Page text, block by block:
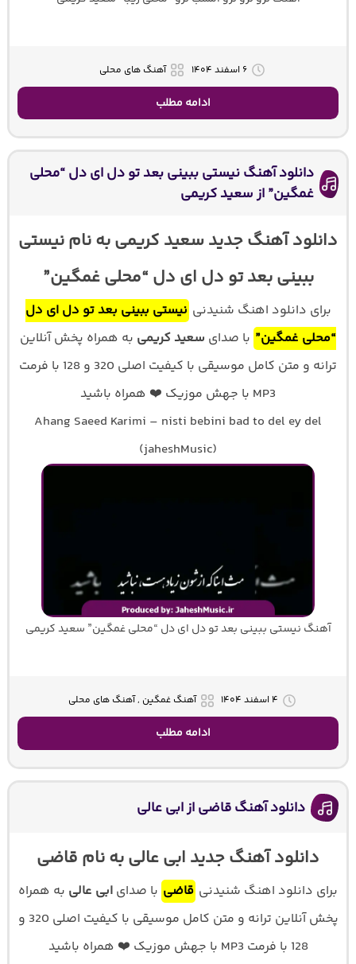
۶ اسفند ۱۴۰۴ آهنگ های محلی
ادامه مطلب
دانلود آهنگ نیستی ببینی بعد تو دل ای دل “محلی
غمگین” از سعید کریمی
دانلود آهنگ جدید سعید کریمی به نام نیستی
ببینی بعد تو دل ای دل “محلی غمگین”
برای دانلود اهنگ شنیدنی نیستی ببینی بعد تو دل ای دل
“محلی غمگین” با صدای سعید کریمی به همراه پخش آنلاین
ترانه و متن کامل موسیقی با کیفیت اصلی 320 و 128 با فرمت
MP3 با جهش موزیک ❤️ همراه باشید
Ahang Saeed Karimi – nisti bebini bad to del ey del
(jaheshMusic)
آهنگ نیستی ببینی بعد تو دل ای دل “محلی غمگین” سعید کریمی
۴ اسفند ۱۴۰۴ آهنگ غمگین , آهنگ های محلی
ادامه مطلب
دانلود آهنگ قاضی از ابی عالی
دانلود آهنگ جدید ابی عالی به نام قاضی
برای دانلود اهنگ شنیدنی قاضی با صدای ابی عالی به همراه
پخش آنلاین ترانه و متن کامل موسیقی با کیفیت اصلی 320 و
128 با فرمت MP3 با جهش موزیک ❤️ همراه باشید